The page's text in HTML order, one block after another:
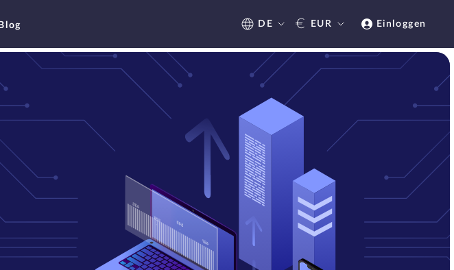
Blog DE € EUR Einloggen